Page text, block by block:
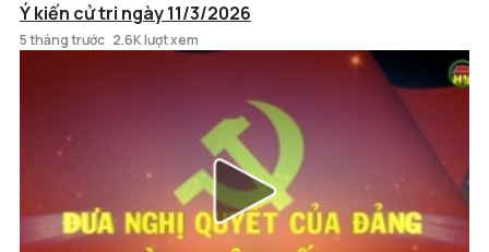
Ý kiến cử tri ngày 11/3/2026
5 tháng trước 2.6K lượt xem